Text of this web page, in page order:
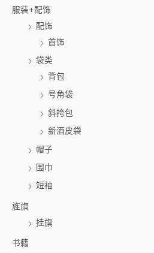
服装+配饰
配饰
首饰
袋类
背包
号角袋
斜挎包
新酒皮袋
帽子
围巾
短袖
旌旗
挂旗
书籍